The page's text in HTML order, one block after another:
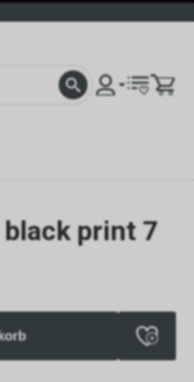
print 7